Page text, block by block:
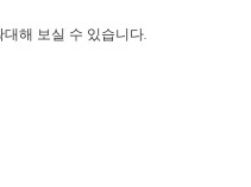
해 보실 수 있습니다.